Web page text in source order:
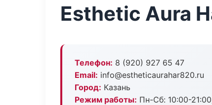
Esthetic Aura
Телефон: 8 (920) 927 65 47
Email: info@estheticaurahar820.ru
Город: Казань
Режим работы: Пн-Сб: 10:00-